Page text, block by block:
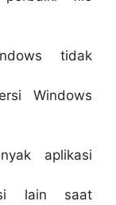
tidak
Windows
aplikasi
lain saat